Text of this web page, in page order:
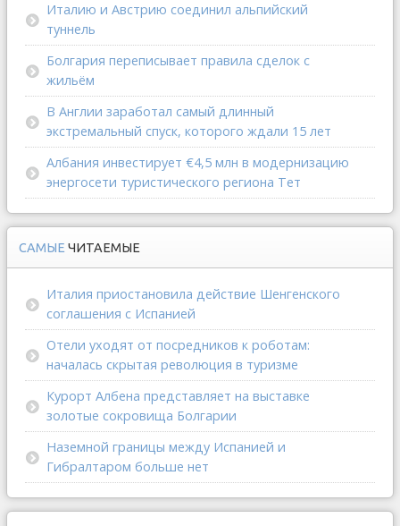
Италию и Австрию соединил альпийский
туннель
Болгария переписывает правила сделок с
жильём
В Англии заработал самый длинный
экстремальный спуск, которого ждали 15 лет
Албания инвестирует €4,5 млн в модернизацию
энергосети туристического региона Тет
САМЫЕ ЧИТАЕМЫЕ
Италия приостановила действие Шенгенского
соглашения с Испанией
Отели уходят от посредников к роботам:
началась скрытая революция в туризме
Курорт Албена представляет на выставке
золотые сокровища Болгарии
Наземной границы между Испанией и
Гибралтаром больше нет